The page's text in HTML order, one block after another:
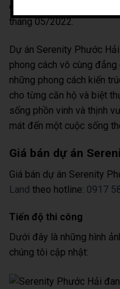
công vào tháng 03/2022
tháng 05/2022.
Dự án Serenity Phước
phong cách vô cùng
những phong cách kiến
cho từng căn hộ và biệt
sống phồn vinh và thịnh
mát đến một cuộc sống
Giá bán dự án
Giá bán dự án Serenity
Land theo hotline: 0917
Tiến độ thi công
Dưới đây là những hình
chúng tôi cập nhật: